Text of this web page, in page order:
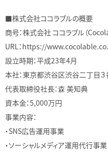
■株式会社ココラブルの概要
商号：株式会社 ココラブル（
URL：https://
設立時期：平成23年4月
本社：東京都渋谷区渋谷二丁目３
代表取締役社長：森 美知典
資本金：5,000万円
事業内容：
・SNS広告運用事業
・ソーシャルメディア運用代行事業